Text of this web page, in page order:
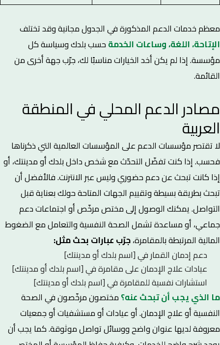
معظم خدمات الدعم المذكورة في الجدول مجانية وقد تختلف
الإتاحة، اللغة، وساعات الخدمةحسب بلدك وسياسة كل
مؤسسة. إذا لم يكن أخد الخيارات مناسبًا لك، جرّب جهة أخرى من
القائمة.
مصادر الدعم المحلي في المنطقة
العربية
لا تقتصر مؤسسات الدعم على المؤسسات العالمية التي ذكرناها
فحسب. إذا كنت تفضّل التحدّث مع شخص داخل بلدك أو مدينتك، أو
إذا كانت تبحث عن دعم حضوري وليس عبر الانترنت. فالأفضل أن
تبحث بطريقة بسيطة وتقييم الجهات المتاحة حولك بعناية قبل
التواصل. يمكنك الوصول إلى مختص مرخّص أو اجتماعات دعم
جماعي، أو مساعدة تشمل الصحة النفسية والتعامل مع الضغوط
المالية المرتبطة بالمقامرة،جرّب عبارات بحث مثل:
دعم إدمان القمار في [اسم بلدك أو مدينتك]
عيادات علاج الإدمان على مقامرة في [اسم بلدك أو مدينتك]
استشارات نفسية للمقامرة في [اسم بلدك أو مدينتك]
ما الذي يجب أن تبحث عنه؟مختصون مرخّصون في الصحة
النفسية أو علاج الإدمان. أو عيادات أو مستشفيات أو جمعيات
معروفة لديها عنوان واضح ووسائل تواصل موثوقة. كما يجب أن